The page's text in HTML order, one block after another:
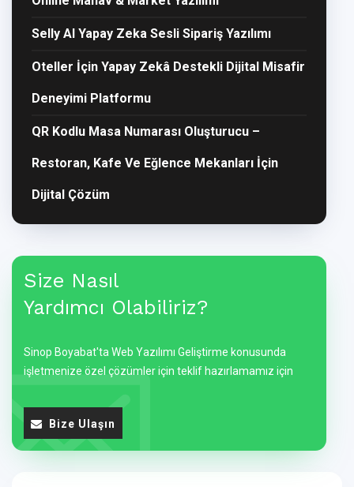
Selly AI Yapay Zeka Sesli Sipariş Yazılımı
Oteller İçin Yapay Zekâ Destekli Dijital Misafir
Deneyimi Platformu
QR Kodlu Masa Numarası Oluşturucu –
Restoran, Kafe Ve Eğlence Mekanları İçin
Dijital Çözüm
Size Nasıl
Yardımcı Olabiliriz?
Sinop Boyabat'ta Web Yazılımı Geliştirme konusunda
işletmenize özel çözümler için teklif hazırlamamız için
Bize Ulaşın